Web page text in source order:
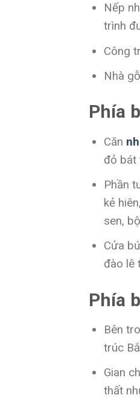
Nếp
trình
Công
Nhà
Phía
Căn
đỏ bát
Phần
kẻ
sen,
Cửa
đào lê
Phía
Bên
trúc
Gian
thất